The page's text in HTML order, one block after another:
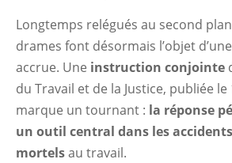
Longtemps relégués au second
drames font désormais l’objet
accrue. Une instruction conjointe
du Travail et de la Justice, publiée le
marque un tournant : la réponse
un outil central dans les
mortelsau travail.